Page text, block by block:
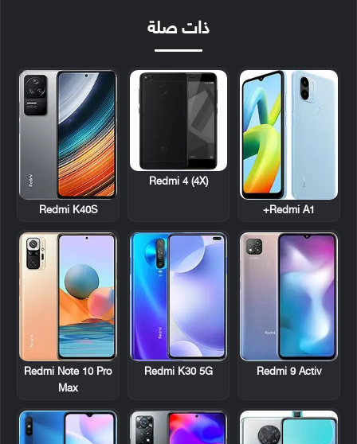
ذات صلة
Redmi A1+
Redmi 4 (4X)
Redmi K40S
Redmi 9 Activ
Redmi K30 5G
Redmi Note 10 Pro
Max